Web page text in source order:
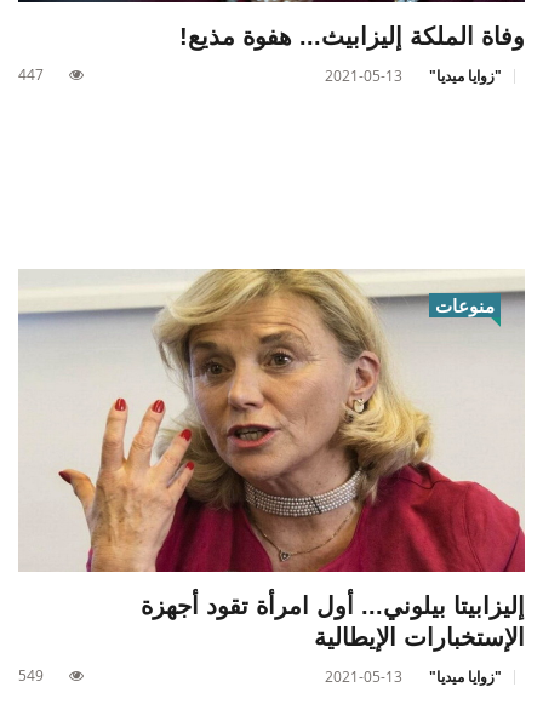
وفاة الملكة إليزابيث... هفوة مذيع!
"زوايا ميديا" 2021-05-13
447
منوعات
إليزابيتا بيلوني... أول امرأة تقود أجهزة
الإستخبارات الإيطالية
"زوايا ميديا" 2021-05-13
549